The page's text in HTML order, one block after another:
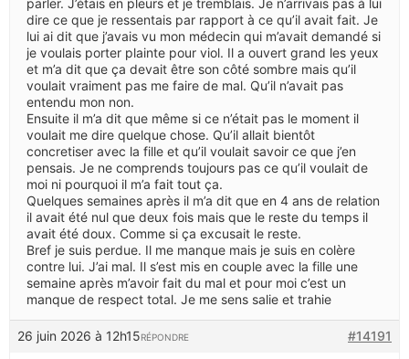
dire ce que je ressentais par rapport à ce qu’il avait fait. Je
lui ai dit que j’avais vu mon médecin qui m’avait demandé si
je voulais porter plainte pour viol. Il a ouvert grand les yeux
et m’a dit que ça devait être son côté sombre mais qu’il
voulait vraiment pas me faire de mal. Qu’il n’avait pas
entendu mon non.
Ensuite il m’a dit que même si ce n’était pas le moment il
voulait me dire quelque chose. Qu’il allait bientôt
concretiser avec la fille et qu’il voulait savoir ce que j’en
pensais. Je ne comprends toujours pas ce qu’il voulait de
moi ni pourquoi il m’a fait tout ça.
Quelques semaines après il m’a dit que en 4 ans de relation
il avait été nul que deux fois mais que le reste du temps il
avait été doux. Comme si ça excusait le reste.
Bref je suis perdue. Il me manque mais je suis en colère
contre lui. J’ai mal. Il s’est mis en couple avec la fille une
semaine après m’avoir fait du mal et pour moi c’est un
manque de respect total. Je me sens salie et trahie
26 juin 2026 à 12h15 #14191
RÉPONDRE